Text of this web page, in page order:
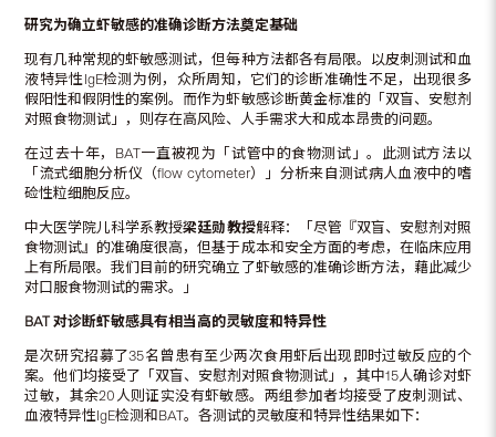
研究为确立虾敏感的准确诊断方法奠定基础
现有几种常规的虾敏感测试，但每种方法都各有局限。以皮刺测试和血
液特异性IgE检测为例，众所周知，它们的诊断准确性不足，出现很多
假阳性和假阴性的案例。而作为虾敏感诊断黄金标准的「双盲、安慰剂
对照食物测试」，则存在高风险、人手需求大和成本昂贵的问题。
在过去十年，BAT一直被视为「试管中的食物测试」。此测试方法以
「流式细胞分析仪（flow cytometer）」分析来自测试病人血液中的嗜
硷性粒细胞反应。
中大医学院儿科学系教授梁廷勋教授解释：「尽管『双盲、安慰剂对照
食物测试』的准确度很高，但基于成本和安全方面的考虑，在临床应用
上有所局限。我们目前的研究确立了虾敏感的准确诊断方法，藉此减少
对口服食物测试的需求。」
BAT对诊断虾敏感具有相当高的灵敏度和特异性
是次研究招募了35名曾患有至少两次食用虾后出现即时过敏反应的个
案。他们均接受了「双盲、安慰剂对照食物测试」，其中15人确诊对虾
过敏，其余20人则证实没有虾敏感。两组参加者均接受了皮刺测试、
血液特异性IgE检测和BAT。各测试的灵敏度和特异性结果如下：